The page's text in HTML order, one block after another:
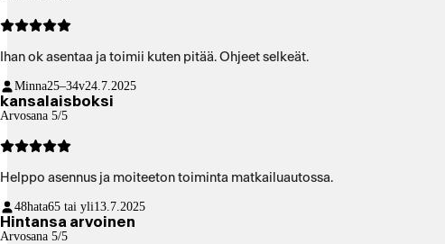
Ihan ok asentaa ja toimii kuten pitää. Ohjeet selkeät.
Minna25–34v24.7.2025
kansalaisboksi
Arvosana 5/5
Helppo asennus ja moiteeton toiminta matkailuautossa.
48hata65 tai yli13.7.2025
Hintansa arvoinen
Arvosana 5/5